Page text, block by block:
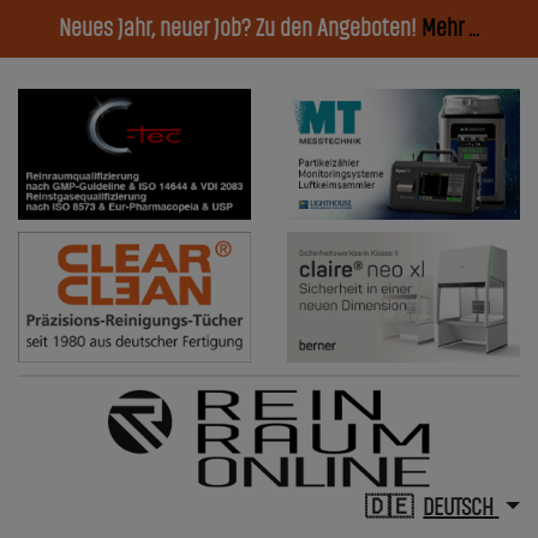
Neues Jahr, neuer Job? Zu den Angeboten! Mehr ...
DEUTSCH